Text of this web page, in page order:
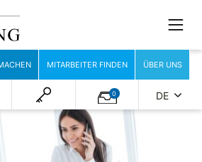
MITARBEITER FINDEN ÜBER UNS
0 DE